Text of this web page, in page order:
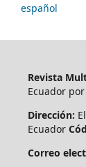
español
Revista
Ecuador
Dirección:
Ecuador
Correo